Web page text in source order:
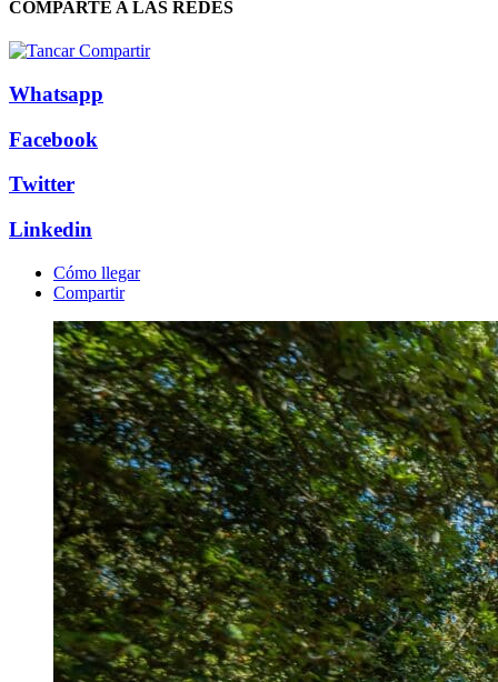
COMPARTE A LAS REDES
Whatsapp
Facebook
Twitter
Linkedin
Cómo llegar
Compartir